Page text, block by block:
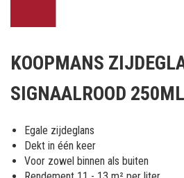
het
van
afbeeldingen-
gallerij
KOOPMANS
SIGNAALROOD 250ML
Egale zijdeglans
Dekt in één keer
Voor zowel binnen als buiten